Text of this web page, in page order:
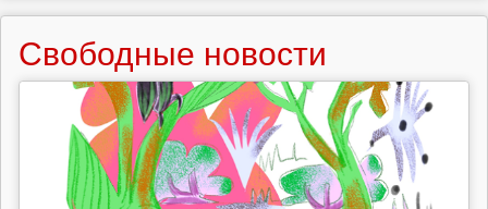
Свободные новости